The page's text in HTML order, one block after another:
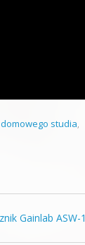
studia,
Gainlab ASW-1